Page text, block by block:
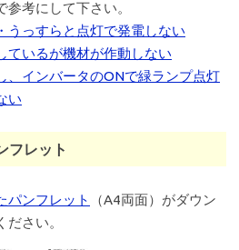
考にして下さい。
うっすらと点灯で発電しない
ているが機材が作動しない
、インバータのONで緑ランプ点灯
い
フレット
パンフレット
（A4両面）がダウン
さい。